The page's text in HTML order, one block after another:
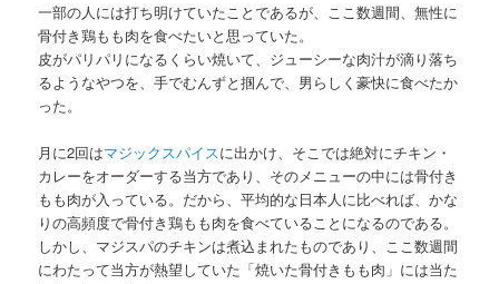
一部の人には打ち明けていたことであるが、ここ数週間、無性に
骨付き鶏もも肉を食べたいと思っていた。
皮がパリパリになるくらい焼いて、ジューシーな肉汁が滴り落ち
るようなやつを、手でむんずと掴んで、男らしく豪快に食べたか
った。
月に2回はマジックスパイスに出かけ、そこでは絶対にチキン・
カレーをオーダーする当方であり、そのメニューの中には骨付き
もも肉が入っている。だから、平均的な日本人に比べれば、かな
りの高頻度で骨付き鶏もも肉を食べていることになるのである。
しかし、マジスパのチキンは煮込まれたものであり、ここ数週間
にわたって当方が熱望していた「焼いた骨付きもも肉」には当た